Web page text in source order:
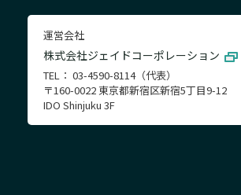
運営会社
株式会社ジェイドコーポレーション
TEL： 03-4590-8114（代表）
〒160-0022 東京都新宿区新宿5丁目9-12
IDO Shinjuku 3F